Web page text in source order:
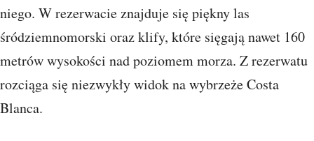
niego. W rezerwacie znajduje się piękny las
śródziemnomorski oraz klify, które sięgają nawet 160
metrów wysokości nad poziomem morza. Z rezerwatu
rozciąga się niezwykły widok na wybrzeże Costa
Blanca.